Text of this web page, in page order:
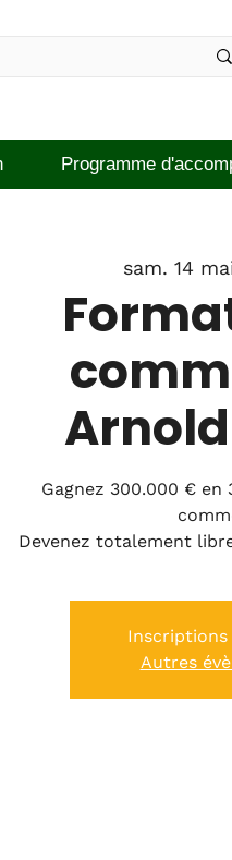
Programme
sam. 14
Gagnez 300.000 € en
Devenez totalement
Autres